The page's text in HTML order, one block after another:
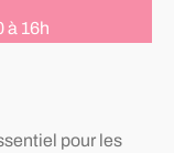
à 16h
pour les